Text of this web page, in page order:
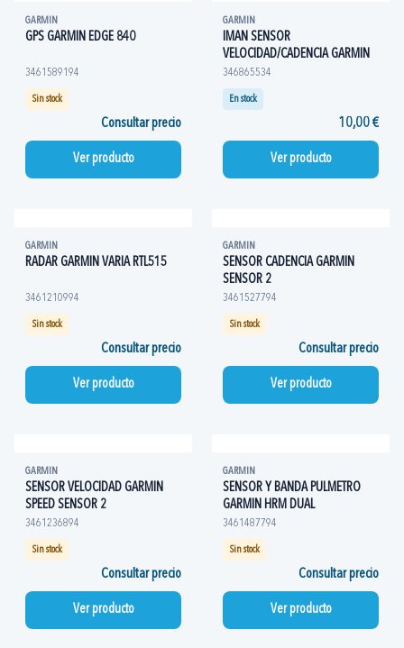
GARMIN
GPS GARMIN EDGE 840
3461589194
Sin stock
Consultar precio
Ver producto
GARMIN
IMAN SENSOR
VELOCIDAD/CADENCIA GARMIN
346865534
En stock
10,00 €
Ver producto
GARMIN
RADAR GARMIN VARIA RTL515
3461210994
Sin stock
Consultar precio
Ver producto
GARMIN
SENSOR CADENCIA GARMIN
SENSOR 2
3461527794
Sin stock
Consultar precio
Ver producto
GARMIN
SENSOR VELOCIDAD GARMIN
SPEED SENSOR 2
3461236894
Sin stock
Consultar precio
Ver producto
GARMIN
SENSOR Y BANDA PULMETRO
GARMIN HRM DUAL
3461487794
Sin stock
Consultar precio
Ver producto